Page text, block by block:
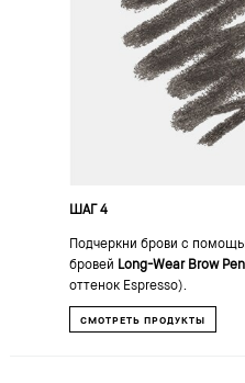
ШАГ 4
Подчеркни брови с
бровей Long-Wear Brow
оттенок Espresso).
СМОТРЕТЬ ПРОДУКТЫ